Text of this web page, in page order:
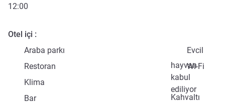
12:00
Otel içi
Araba parkı
Evcil
hayvan
kabul
ediliyor
Restoran
Wi-Fi
Klima
Kahvaltı
Bar